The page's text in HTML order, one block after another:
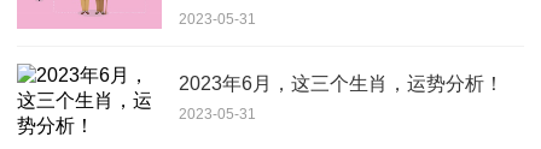
2023-05-31
2023年6月，这三个生肖，运势分析！
2023-05-31